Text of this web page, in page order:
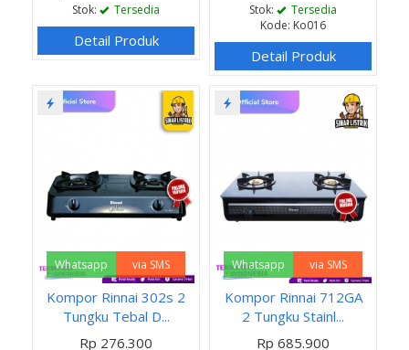
Stok:
Tersedia
Detail Produk
Stok:
Tersedia
Kode: Ko016
Detail Produk
Whatsapp via SMS
Kompor Rinnai 302s 2
Tungku Tebal D...
Rp 276.300
Whatsapp via SMS
Kompor Rinnai 712GA
2 Tungku Stainl...
Rp 685.900